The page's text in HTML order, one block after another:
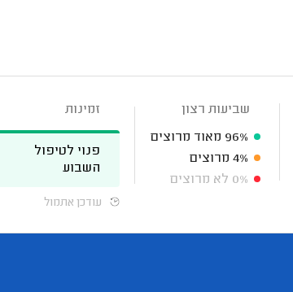
שביעות רצון
96% מאוד מרוצים
4% מרוצים
0% לא מרוצים
זמינות
פנוי לטיפול
השבוע
עודכן אתמול